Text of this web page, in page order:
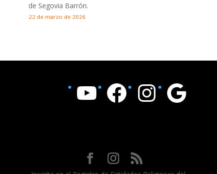
de Segovia Barrón.
22 de marzo de 2026
YouTube Facebook Instagram Google